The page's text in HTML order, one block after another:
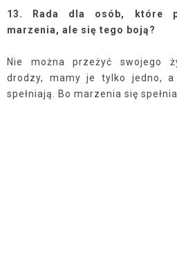
13. Rada dla osób, które
marzenia, ale się tego boją?
Nie można przeżyć swojego
drodzy, mamy je tylko jedno,
spełniają. Bo marzenia się